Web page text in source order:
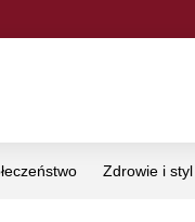
Zdrowie i